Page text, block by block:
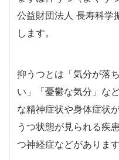
公益財団法人 長寿科学
します。
抑うつとは「気分が落
い」「憂鬱な気分」な
な精神症状や身体症状
うつ状態が見られる疾
つ神経症などがあります